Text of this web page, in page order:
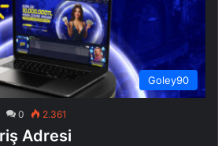
Goley90
0 2.361
Adresi